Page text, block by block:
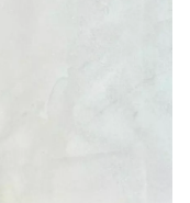
ステンレスタンク
填。酸化防止剤無